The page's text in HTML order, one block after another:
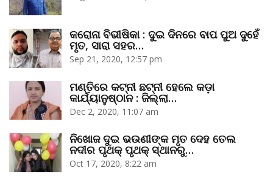
କରୋନା ବିଭୀଷିକା : ଦୁଇ ଦିନରେ ବାପ ପୁଅ ଦୁହେଁ
ମୃତ, ସାରା ସହର…
Sep 21, 2020, 12:57 pm
ମଣ୍ତିରେ କଟ୍‌ନୀ ଛଟ୍‌ନୀ ହେଲେ କଡ଼ା
କାର୍ଯ୍ୟାନୁଷ୍ଠାନ : ଜିଲ୍ଲା…
Dec 2, 2020, 11:07 am
ନିଖୋଜ ଦୁଇ ଭଉଣୀଙ୍କ ମୃତ ଦେହ ତେଲ
ନଦୀର ପୃଥକ୍‌ ପୃଥକ୍‌ ସ୍ଥାନରୁ…
Oct 17, 2020, 8:22 am